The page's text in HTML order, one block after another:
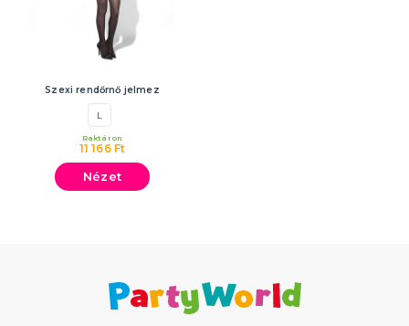
Szexi rendőrnő jelmez
L
11 166 Ft
Raktáron
Nézet